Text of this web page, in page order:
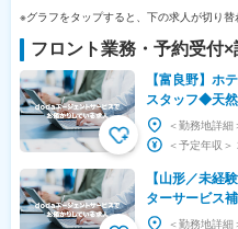
※グラフをタップすると、下の求人が切り替
フロント業務・予約受付×
【富良野】ホ
スタッフ◆天
ト／スパ＆ホテ
ふらのラテー
【山形／未経
ターサービス
フォーム）◆